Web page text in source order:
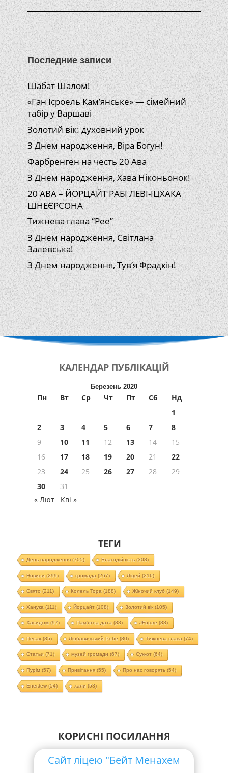
Последние записи
Шабат Шалом!
«Ган Ісроель Кам’янське» — сімейний
табір у Варшаві
Золотий вік: духовний урок
З Днем народження, Віра Богун!
Фарбренген на честь 20 Ава
З Днем народження, Хава Ніконьонок!
20 АВА – ЙОРЦАЙТ РАБІ ЛЕВІ-ІЦХАКА
ШНЕЄРСОНА
Тижнева глава “Рее”
З Днем народження, Світлана
Залевська!
З Днем народження, Тув’я Фрадкін!
КАЛЕНДАР ПУБЛІКАЦІЙ
Березень 2020
Пн Вт Ср Чт Пт Сб
Нд
1
2
3 4 5 6 7
8
9
10 11 12 13 14
15
16
17 18 19 20 21
22
23
24 25 26 27 28
29
30
31
« Лют
Кві »
ТЕГИ
День народження(705) Благодійність (308)
Новини (299) громада (267) Ліцей (216)
Свято (211) Колель Тора (188) Жіночий клуб (149)
Ханука (111) Йорцайт (108) Золотий вік(105)
Хасидізм (97) Пам'ятна дата (88) JFuture (88)
Песах(85) Любавичський Ребе (80) Тижнева глава (74)
Статьи (71) музей громади (67) Суккот (64)
Пурім (57) Привітання(55) Про нас говорять (54)
EnerJew(54) хали (53)
КОРИСНІ ПОСИЛАННЯ
Сайт ліцею "Бейт Менахем